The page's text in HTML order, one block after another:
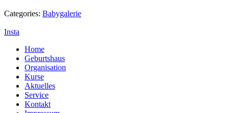
Categories: Babygalerie
Insta
Home
Geburtshaus
Organisation
Kurse
Aktuelles
Service
Kontakt